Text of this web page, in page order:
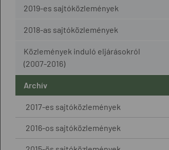
2019-es sajtóközlemények
2018-as sajtóközlemények
Közlemények induló eljárásokról
(2007-2016)
Archív
2017-es sajtóközlemények
2016-os sajtóközlemények